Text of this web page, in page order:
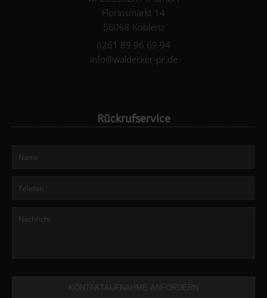
Florinsmarkt 14
56068 Koblenz
0261 89 96 69 94
info@waldecker-pr.de
Rückrufservice
KONTAKTAUFNAHME ANFORDERN